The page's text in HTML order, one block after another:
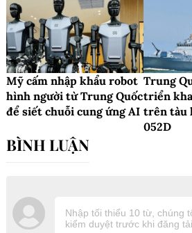
Mỹ cấm nhập khẩu robot
hình người từ Trung Quốc
để siết chuỗi cung ứng AI
Trung
triển
trên tàu
052D